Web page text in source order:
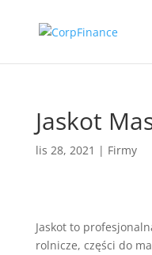
Jaskot
lis 28, 2021 | Firmy
Jaskot to
rolnicze, części do